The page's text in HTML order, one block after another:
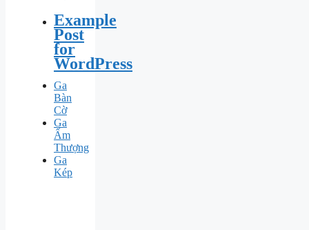
Example
Post
for
WordPress
Ga
Bàn
Cờ
Ga
Ấm
Thượng
Ga
Kép